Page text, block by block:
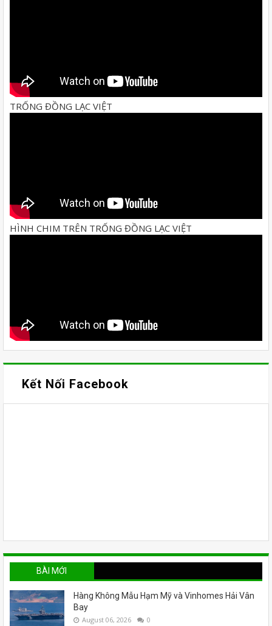
TRỐNG ĐỒNG LẠC VIỆT
HÌNH CHIM TRÊN TRỐNG ĐỒNG LẠC VIỆT
Kết Nối Facebook
BÀI MỚI
Hàng Không Mẫu Hạm Mỹ và Vinhomes Hải Vân
Bay
August 06, 2026 0